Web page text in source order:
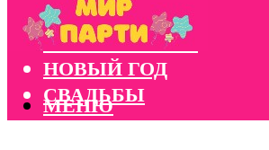
КОНКУРСЫ
КОРПОРАТИВЫ
НОВЫЙ ГОД
СВАДЬБЫ
МЕНЮ